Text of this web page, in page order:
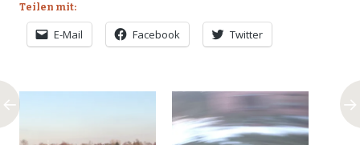
Teilen mit:
E-Mail Facebook Twitter